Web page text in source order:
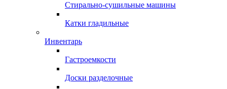
Стирально-сушильные машины
Катки гладильные
Инвентарь
Гастроемкости
Доски разделочные